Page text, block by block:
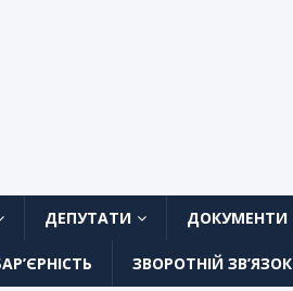
ДЕПУТАТИ ДОКУМЕНТИ
ЗВОРОТНІЙ ЗВ’ЯЗОК